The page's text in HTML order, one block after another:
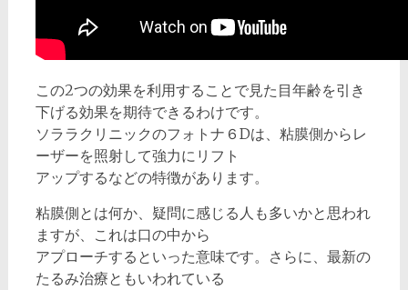
この2つの効果を利用することで見た目年齢を引き
下げる効果を期待できるわけです。
ソララクリニックのフォトナ６Dは、粘膜側からレ
ーザーを照射して強力にリフト
アップするなどの特徴があります。
粘膜側とは何か、疑問に感じる人も多いかと思われ
ますが、これは口の中から
アプローチするといった意味です。さらに、最新の
たるみ治療ともいわれている